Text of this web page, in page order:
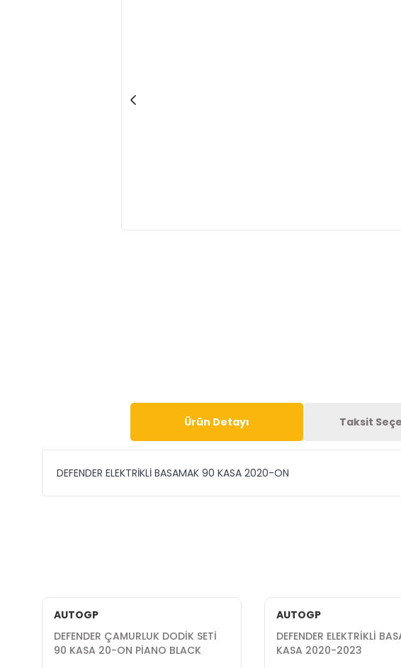
Ürün Detayı Taksit
DEFENDER ELEKTRİKLİ BASAMAK 90 KASA 2020-ON
AUTOGP
DEFENDER ÇAMURLUK DODİK SETİ
90 KASA 20-ON PİANO BLACK
AUTOGP
DEFENDER ELEKTRİKLİ
KASA 2020-2023